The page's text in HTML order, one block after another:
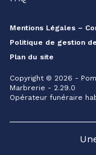
Mentions Légales –
Politique de gestion
Plan du site
Copyright © 2026 -
Marbrerie - 2.29.0
Opérateur funéraire